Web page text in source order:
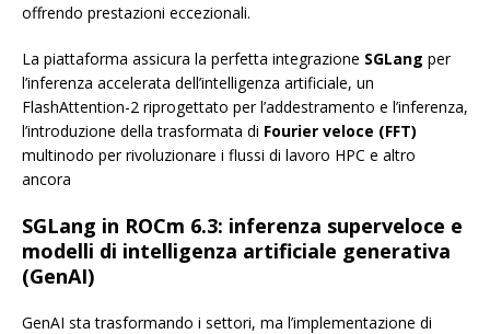
offrendo prestazioni eccezionali.
La piattaforma assicura la perfetta integrazione SGLang per
l’inferenza accelerata dell’intelligenza artificiale, un
FlashAttention-2 riprogettato per l’addestramento e l’inferenza,
l’introduzione della trasformata di Fourier veloce (FFT)
multinodo per rivoluzionare i flussi di lavoro HPC e altro
ancora
SGLang in ROCm 6.3: inferenza superveloce e
modelli di intelligenza artificiale generativa
(GenAI)
GenAI sta trasformando i settori, ma l’implementazione di